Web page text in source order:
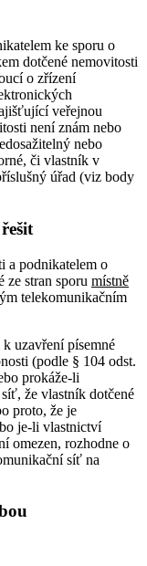
ke sporu o
dotčené nemovitosti
o zřízení
veřejnou
není znám nebo
nebo
či vlastník v
úřad (viz body
a podnikatelem o
ze stran sporu místně
telekomunikačním
uzavření písemné
(podle § 104 odst.
prokáže-li
že vlastník dotčené
proto, že je
je-li vlastnictví
omezen, rozhodne o
síť na